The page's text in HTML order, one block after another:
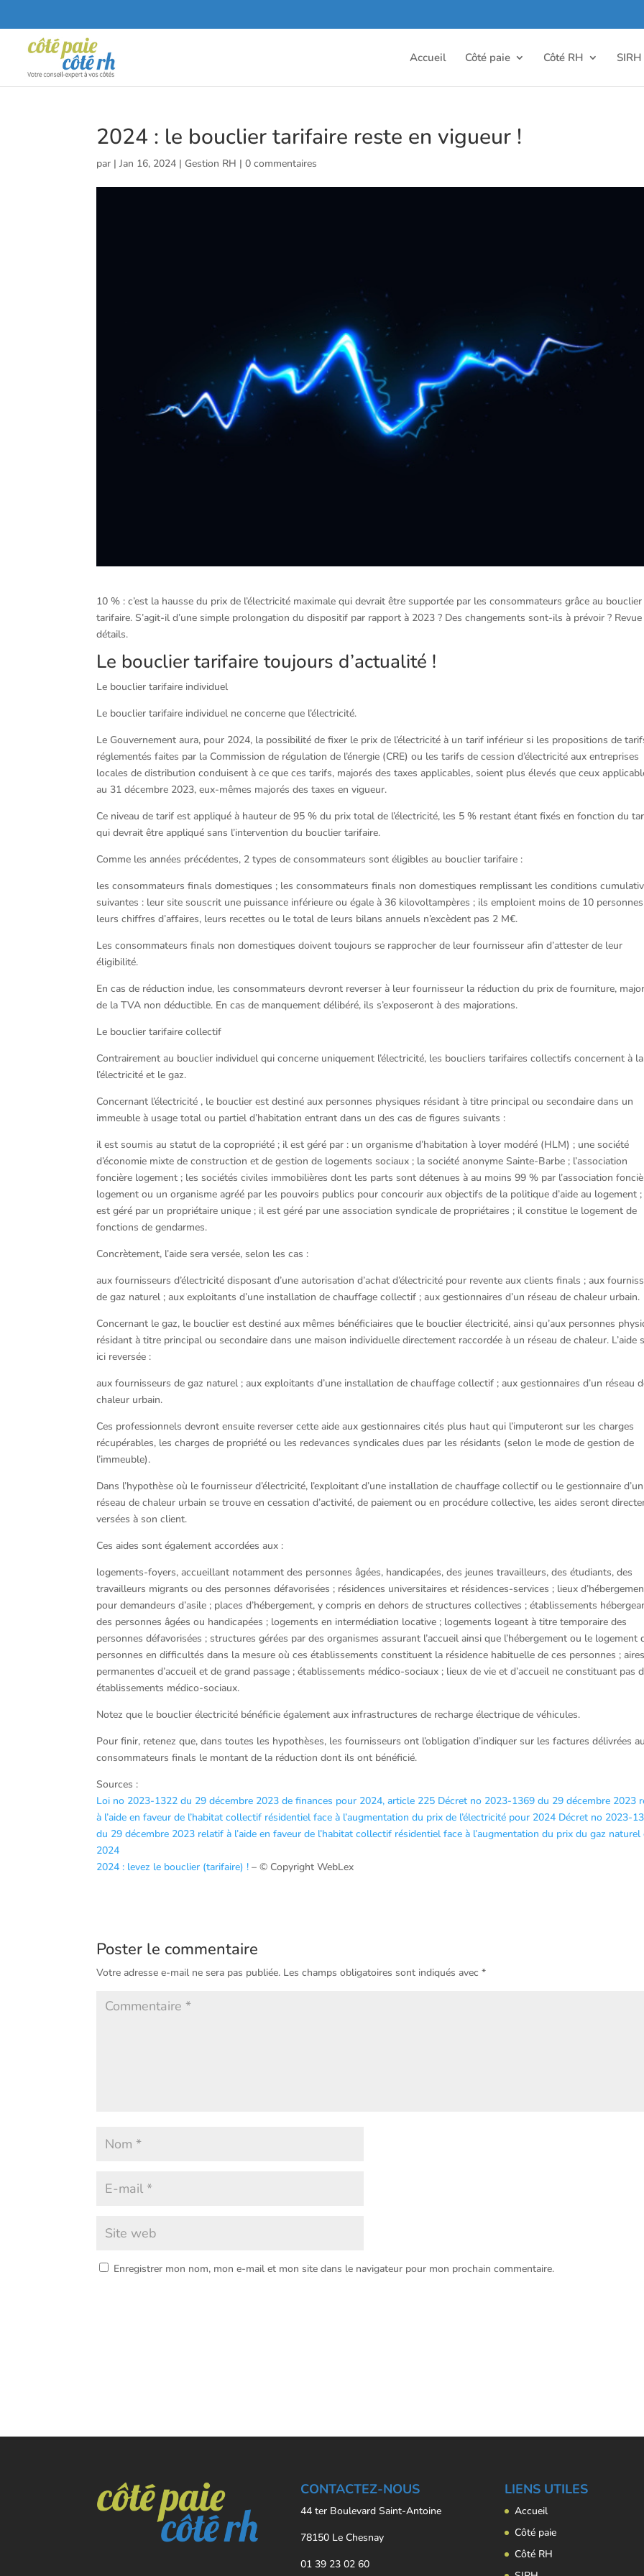
Accueil Côté paie Côté RH SIRH
2024 : le bouclier tarifaire reste en vigueur !
par |Jan 16, 2024 | Gestion RH |0 commentaires
10 % : c’est la hausse du prix de l’électricité maximale qui devrait être supportée par les consommateurs grâce au bouclier
tarifaire. S’agit-il d’une simple prolongation du dispositif par rapport à 2023 ? Des changements sont-ils à prévoir ? Revue
détails.
Le bouclier tarifaire toujours d’actualité !
Le bouclier tarifaire individuel
Le bouclier tarifaire individuel ne concerne que l’électricité.
Le Gouvernement aura, pour 2024, la possibilité de fixer le prix de l’électricité à un tarif inférieur si les propositions de
réglementés faites par la Commission de régulation de l’énergie (CRE) ou les tarifs de cession d’électricité aux entreprises
locales de distribution conduisent à ce que ces tarifs, majorés des taxes applicables, soient plus élevés que ceux
au 31 décembre 2023, eux-mêmes majorés des taxes en vigueur.
Ce niveau de tarif est appliqué à hauteur de 95 % du prix total de l’électricité, les 5 % restant étant fixés en fonction du
qui devrait être appliqué sans l’intervention du bouclier tarifaire.
Comme les années précédentes, 2 types de consommateurs sont éligibles au bouclier tarifaire :
les consommateurs finals domestiques ; les consommateurs finals non domestiques remplissant les conditions
suivantes : leur site souscrit une puissance inférieure ou égale à 36 kilovoltampères ; ils emploient moins de 10
leurs chiffres d’affaires, leurs recettes ou le total de leurs bilans annuels n’excèdent pas 2 M€.
Les consommateurs finals non domestiques doivent toujours se rapprocher de leur fournisseur afin d’attester de leur
éligibilité.
En cas de réduction indue, les consommateurs devront reverser à leur fournisseur la réduction du prix de fourniture,
de la TVA non déductible. En cas de manquement délibéré, ils s’exposeront à des majorations.
Le bouclier tarifaire collectif
Contrairement au bouclier individuel qui concerne uniquement l’électricité, les boucliers tarifaires collectifs concernent à
l’électricité et le gaz.
Concernant l’électricité , le bouclier est destiné aux personnes physiques résidant à titre principal ou secondaire dans un
immeuble à usage total ou partiel d’habitation entrant dans un des cas de figures suivants :
il est soumis au statut de la copropriété ; il est géré par : un organisme d’habitation à loyer modéré (HLM) ; une société
d’économie mixte de construction et de gestion de logements sociaux ; la société anonyme Sainte-Barbe ; l’association
foncière logement ; les sociétés civiles immobilières dont les parts sont détenues à au moins 99 % par l’association
logement ou un organisme agréé par les pouvoirs publics pour concourir aux objectifs de la politique d’aide au logement
est géré par un propriétaire unique ; il est géré par une association syndicale de propriétaires ; il constitue le logement de
fonctions de gendarmes.
Concrètement, l’aide sera versée, selon les cas :
aux fournisseurs d’électricité disposant d’une autorisation d’achat d’électricité pour revente aux clients finals ; aux
de gaz naturel ; aux exploitants d’une installation de chauffage collectif ; aux gestionnaires d’un réseau de chaleur urbain.
Concernant le gaz, le bouclier est destiné aux mêmes bénéficiaires que le bouclier électricité, ainsi qu’aux personnes
résidant à titre principal ou secondaire dans une maison individuelle directement raccordée à un réseau de chaleur. L’aide
ici reversée :
aux fournisseurs de gaz naturel ; aux exploitants d’une installation de chauffage collectif ; aux gestionnaires d’un réseau
chaleur urbain.
Ces professionnels devront ensuite reverser cette aide aux gestionnaires cités plus haut qui l’imputeront sur les charges
récupérables, les charges de propriété ou les redevances syndicales dues par les résidants (selon le mode de gestion de
l’immeuble).
Dans l’hypothèse où le fournisseur d’électricité, l’exploitant d’une installation de chauffage collectif ou le gestionnaire d’un
réseau de chaleur urbain se trouve en cessation d’activité, de paiement ou en procédure collective, les aides seront
versées à son client.
Ces aides sont également accordées aux :
logements-foyers, accueillant notamment des personnes âgées, handicapées, des jeunes travailleurs, des étudiants, des
travailleurs migrants ou des personnes défavorisées ; résidences universitaires et résidences-services ; lieux
pour demandeurs d’asile ; places d’hébergement, y compris en dehors de structures collectives ; établissements
des personnes âgées ou handicapées ; logements en intermédiation locative ; logements logeant à titre temporaire des
personnes défavorisées ; structures gérées par des organismes assurant l’accueil ainsi que l’hébergement ou le logement
personnes en difficultés dans la mesure où ces établissements constituent la résidence habituelle de ces personnes ; aires
permanentes d’accueil et de grand passage ; établissements médico-sociaux ; lieux de vie et d’accueil ne constituant pas
établissements médico-sociaux.
Notez que le bouclier électricité bénéficie également aux infrastructures de recharge électrique de véhicules.
Pour finir, retenez que, dans toutes les hypothèses, les fournisseurs ont l’obligation d’indiquer sur les factures délivrées
consommateurs finals le montant de la réduction dont ils ont bénéficié.
Sources :
Loi no 2023-1322 du 29 décembre 2023 de finances pour 2024, article 225 Décret no 2023-1369 du 29 décembre 2023
à l’aide en faveur de l’habitat collectif résidentiel face à l’augmentation du prix de l’électricité pour 2024 Décret no 2023-
du 29 décembre 2023 relatif à l’aide en faveur de l’habitat collectif résidentiel face à l’augmentation du prix du gaz naturel
2024
2024 : levez le bouclier (tarifaire) ! – © Copyright WebLex
Poster le commentaire
Votre adresse e-mail ne sera pas publiée. Les champs obligatoires sont indiqués avec*
Enregistrer mon nom, mon e-mail et mon site dans le navigateur pour mon prochain commentaire.
CONTACTEZ-NOUS
44 ter Boulevard Saint-Antoine
78150 Le Chesnay
01 39 23 02 60
LIENS UTILES
Accueil
Côté paie
Côté RH